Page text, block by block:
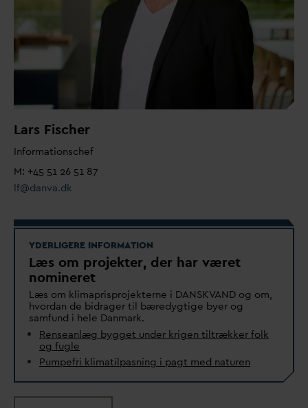
Lars Fischer
Informationschef
M: +45 51 26 51 87
lf@danva.dk
YDERLIGERE INFORMATION
Læs om projekter, der har været
nomineret
Læs om klimaprisprojekterne i DANSKVAND og om,
hvordan de bidrager til bæredygtige byer og
samfund i hele Danmark.
Renseanlæg bygget under krigen tiltrækker folk
og fugle
Pumpefri klimatilpasning i pagt med naturen